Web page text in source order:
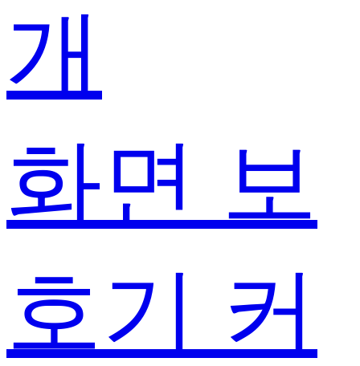
개
화면 보
호기 커